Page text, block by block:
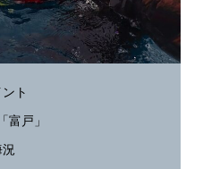
ト
富戸」